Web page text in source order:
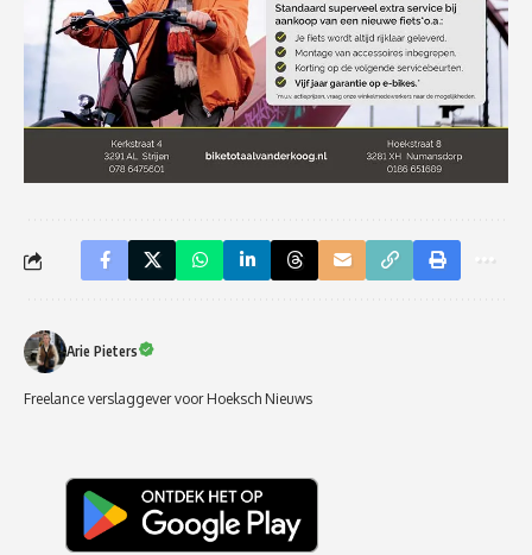
Arie Pieters
Freelance verslaggever voor Hoeksch Nieuws